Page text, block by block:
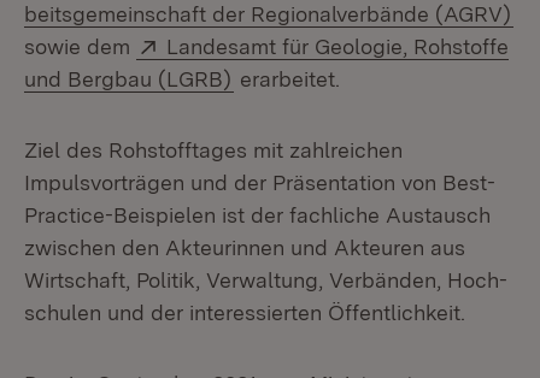
beitsgemeinschaft der Regionalverbände (AGRV)
sowie dem
Extern:
Landesamt für Geologie, Rohstoffe
und Bergbau (LGRB) (Öffnet in neuem Fenster)
erarbeitet.
Ziel des Rohstofftages mit zahlreichen
Impulsvorträgen und der Präsentation von Best-
Practice-Beispielen ist der fachliche Austausch
zwischen den Akteurinnen und Akteuren aus
Wirtschaft, Politik, Verwaltung, Verbänden, Hoch­
schulen und der interessierten Öffentlichkeit.